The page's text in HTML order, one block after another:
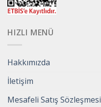
HIZLI MENÜ
Hakkımızda
İletişim
Mesafeli Satış Sözleşmesi